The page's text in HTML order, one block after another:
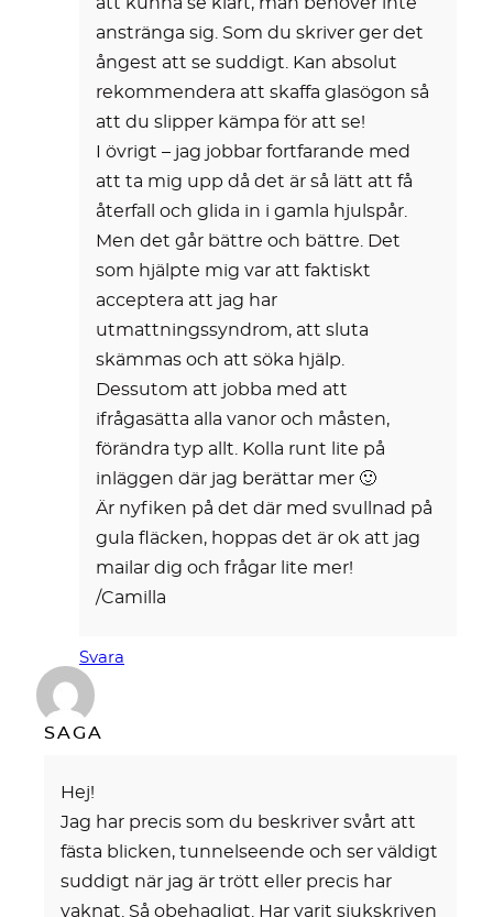
att kunna se klart, man behöver inte
anstränga sig. Som du skriver ger det
ångest att se suddigt. Kan absolut
rekommendera att skaffa glasögon så
att du slipper kämpa för att se!
I övrigt – jag jobbar fortfarande med
att ta mig upp då det är så lätt att få
återfall och glida in i gamla hjulspår.
Men det går bättre och bättre. Det
som hjälpte mig var att faktiskt
acceptera att jag har
utmattningssyndrom, att sluta
skämmas och att söka hjälp.
Dessutom att jobba med att
ifrågasätta alla vanor och måsten,
förändra typ allt. Kolla runt lite på
inläggen där jag berättar mer 🙂
Är nyfiken på det där med svullnad på
gula fläcken, hoppas det är ok att jag
mailar dig och frågar lite mer!
/Camilla
Svara
SAGA
Hej!
Jag har precis som du beskriver svårt att
fästa blicken, tunnelseende och ser väldigt
suddigt när jag är trött eller precis har
vaknat. Så obehagligt. Har varit sjukskriven